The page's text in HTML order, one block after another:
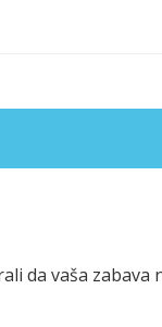
da vaša zabava